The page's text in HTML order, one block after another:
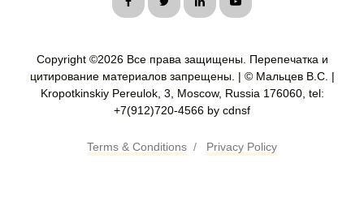
Copyright ©2026 Все права защищены. Перепечатка и
цитирование материалов запрещены. | © Мальцев В.С. |
Kropotkinskiy Pereulok, 3, Moscow, Russia 176060, tel:
+7(912)720-4566 by cdnsf
Terms & Conditions / Privacy Policy